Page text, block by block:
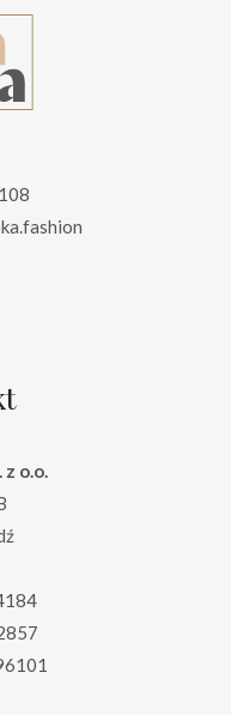
z o.o.